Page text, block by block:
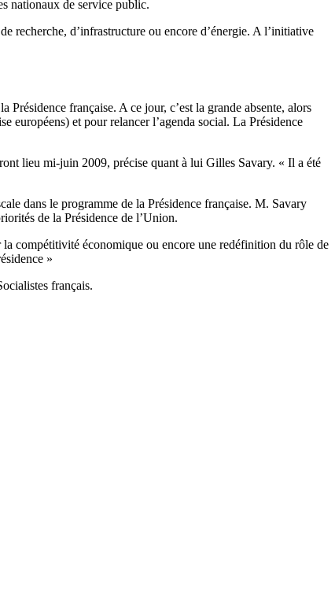
nationaux de service public.
recherche, d’infrastructure ou encore d’énergie. A l’initiative
française. A ce jour, c’est la grande absente, alors
européens) et pour relancer l’agenda social. La Présidence
lieu mi-juin 2009, précise quant à lui Gilles Savary. « Il a été
dans le programme de la Présidence française. M. Savary
de la Présidence de l’Union.
compétitivité économique ou encore une redéfinition du rôle de
»
français.